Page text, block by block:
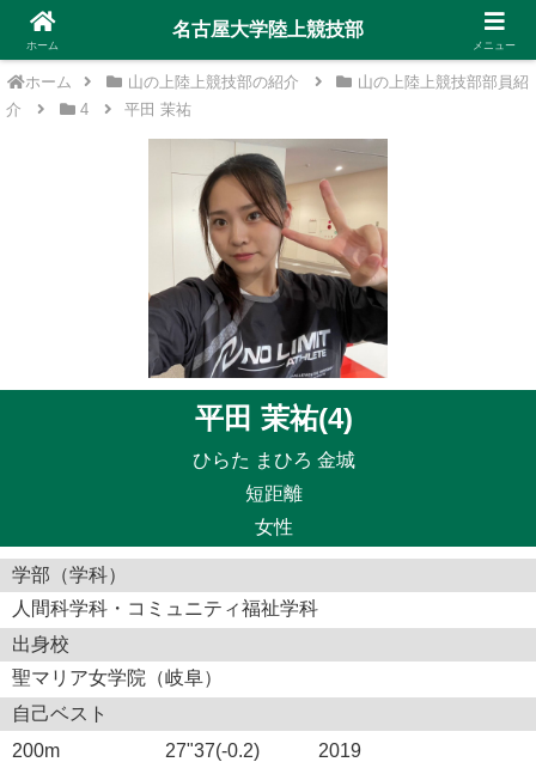
ホーム 山の上陸上競技部の紹介
山の上陸上競技部部員紹
介
4 平田 茉祐
平田 茉祐(4)
ひらた まひろ 金城
短距離
女性
学部（学科）
人間科学科・コミュニティ福祉学科
出身校
聖マリア女学院（岐阜）
自己ベスト
200m
27"37(-0.2)
2019
ホーム
名古屋大学陸上競技部
メニュー